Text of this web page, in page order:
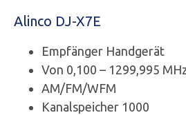
Alinco DJ-X7E
Empfänger Handgerät
Von 0,100 – 1299,995
AM/FM/WFM
Kanalspeicher 1000